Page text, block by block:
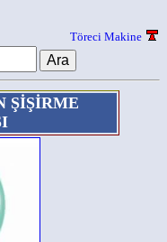
Töreci Makine
ŞİŞİRME